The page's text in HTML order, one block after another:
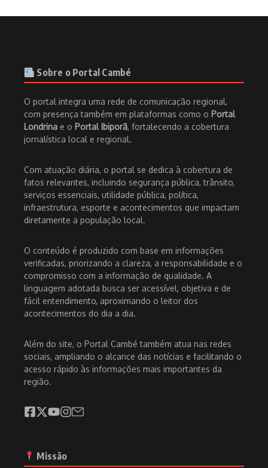
Sobre o Portal Cambé
O portal integra uma rede de comunicação regional,
com presença também em plataformas como o Portal
Londrina e o Portal Ibiporã, fortalecendo a cobertura
jornalística local e regional.
Com atuação diária, o portal se dedica à cobertura de
fatos relevantes, incluindo segurança pública, trânsito,
serviços essenciais, utilidade pública, política,
infraestrutura, esporte e acontecimentos que impactam
diretamente a população local.
O conteúdo é produzido com base em informações
verificadas, priorizando a clareza, a responsabilidade e o
compromisso com a informação de qualidade. A
linguagem adotada busca ser acessível, objetiva e de
fácil entendimento, aproximando o leitor dos
acontecimentos do dia a dia.
Além do site, o Portal Cambé também atua nas redes
sociais, ampliando o alcance das notícias e facilitando o
acesso rápido às informações mais importantes da
região.
Missão